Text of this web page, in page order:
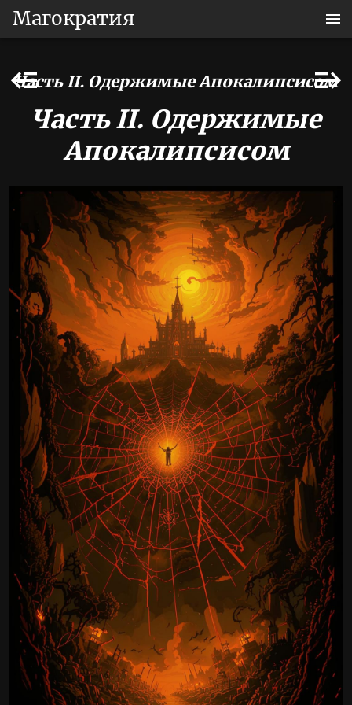
Магократия
Часть II. Одержимые Апокалипсисом
Часть II. Одержимые
Апокалипсисом